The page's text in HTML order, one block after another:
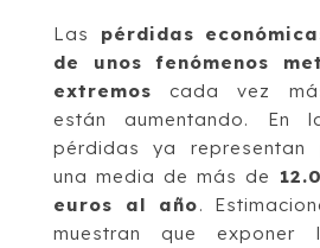
Las pérdidas
de unos fenómenos
extremos cada vez
están aumentando. En
pérdidas ya
una media de más de
euros al año.
muestran que exponer